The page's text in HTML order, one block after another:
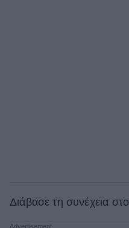
Διάβασε τη συνέχεια στο